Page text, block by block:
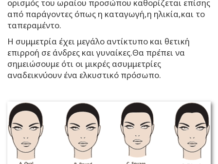
ορισμός του ωραίου προσώπου καθορίζεται επίσης
από παράγοντες όπως η καταγωγή,η ηλικία,και το
ταπεραμέντο.
Η συμμετρία έχει μεγάλο αντίκτυπο και θετική
επιρροή σε άνδρες και γυναίκες.Θα πρέπει να
σημειώσουμε ότι οι μικρές ασυμμετρίες
αναδεικνύουν ένα ελκυστικό πρόσωπο.